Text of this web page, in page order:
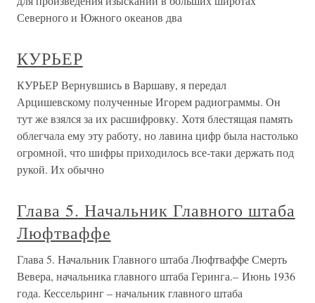
Северного и Южного океанов два
КУРЬЕР
КУРЬЕР Вернувшись в Варшаву, я передал
Арцишевскому полученные Игорем радиограммы. Он
тут же взялся за их расшифровку. Хотя блестящая память
облегчала ему эту работу, но лавина цифр была настолько
огромной, что шифры приходилось все-таки держать под
рукой. Их обычно
Глава 5. Начальник Главного штаба
Люфтваффе
Глава 5. Начальник Главного штаба Люфтваффе Смерть
Вевера, начальника главного штаба Геринга.– Июнь 1936
года. Кессельринг – начальник главного штаба